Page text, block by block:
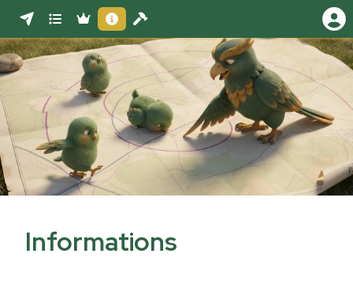
Informations